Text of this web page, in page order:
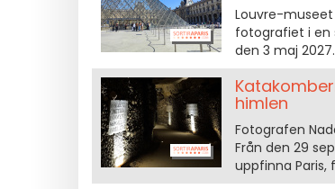
Louvre-
fotografiet i en
den 3 maj 2027.
himlen
Fotografen
Från den 29
uppfinna Paris,